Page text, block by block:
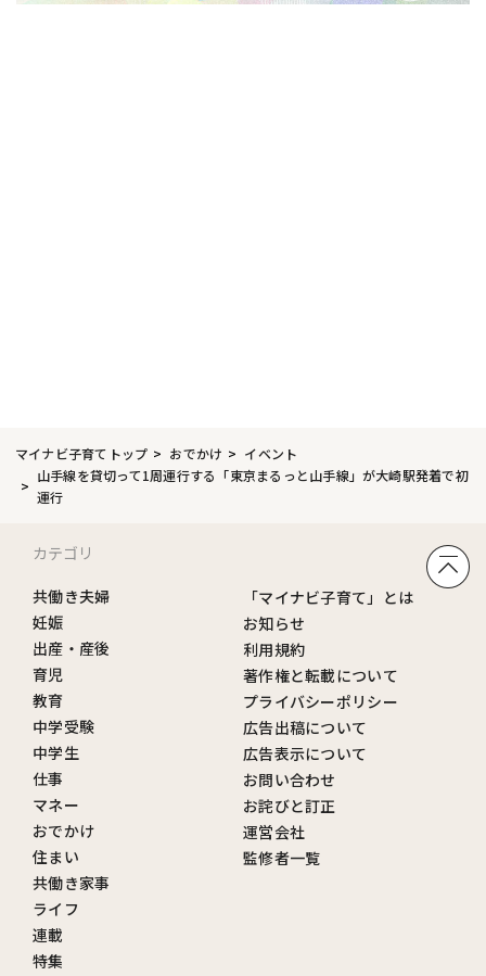
マイナビ子育てトップ おでかけ
イベント
山手線を貸切って1周運行する「東京まるっと山手線」が大崎駅発着で初
運行
カテゴリ
共働き夫婦
妊娠
出産・産後
育児
教育
中学受験
中学生
仕事
マネー
おでかけ
住まい
共働き家事
ライフ
連載
特集
「マイナビ子育て」とは
お知らせ
利用規約
著作権と転載について
プライバシーポリシー
広告出稿について
広告表示について
お問い合わせ
お詫びと訂正
運営会社
監修者一覧